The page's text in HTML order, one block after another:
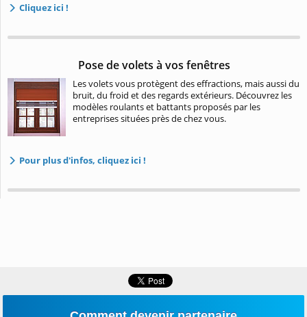
Cliquez ici !
Pose de volets à vos fenêtres
Les volets vous protègent des effractions, mais aussi du
bruit, du froid et des regards extérieurs. Découvrez les
modèles roulants et battants proposés par les
entreprises situées près de chez vous.
Pour plus d'infos, cliquez ici !